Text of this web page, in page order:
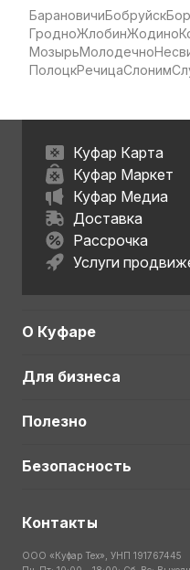
БарановичиБобруйск
ГродноЖлобинЖодино
МозырьМолодечно
ПолоцкРечицаСлоним
Куфар Карта
Куфар Маркет
Куфар Медиа
Доставка
Рассрочка
Услуги
О Куфаре
Для бизнеса
Полезно
Безопасность
Контакты
ООО «Куфар Тех», УНП 191767445